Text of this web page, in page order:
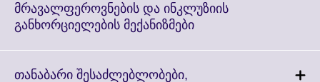
მრავალფეროვნების და ინკლუზიის
განხორციელების მექანიზმებიClick
თანაბარი შესაძლებლობები,